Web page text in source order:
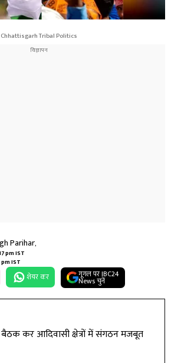
Chhattisgarh Tribal Politics
Parihar,
pm IST
IST
शेयर कर गूगल पर IBC24
News चुनें
बैठक कर आदिवासी क्षेत्रों में संगठन मजबूत